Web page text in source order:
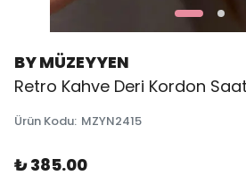
BY MÜZEYYEN
Retro Kahve Deri Kordon Saat
Ürün Kodu: MZYN2415
₺ 385.00